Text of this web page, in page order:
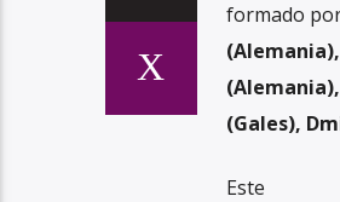
formado
(Gales),
Este